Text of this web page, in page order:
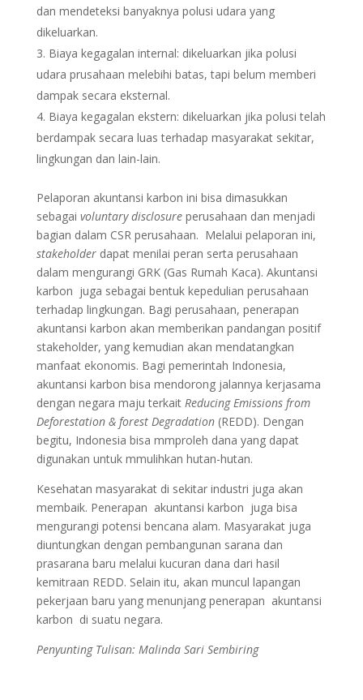
dan mendeteksi banyaknya polusi udara yang
dikeluarkan.
Biaya kegagalan internal: dikeluarkan jika polusi
udara prusahaan melebihi batas, tapi belum memberi
dampak secara eksternal.
Biaya kegagalan ekstern: dikeluarkan jika polusi telah
berdampak secara luas terhadap masyarakat sekitar,
lingkungan dan lain-lain.
Pelaporan akuntansi karbon ini bisa dimasukkan
sebagai voluntary disclosure perusahaan dan menjadi
bagian dalam CSR perusahaan. Melalui pelaporan ini,
stakeholder dapat menilai peran serta perusahaan
dalam mengurangi GRK (Gas Rumah Kaca). Akuntansi
karbon juga sebagai bentuk kepedulian perusahaan
terhadap lingkungan. Bagi perusahaan, penerapan
akuntansi karbon akan memberikan pandangan positif
stakeholder, yang kemudian akan mendatangkan
manfaat ekonomis. Bagi pemerintah Indonesia,
akuntansi karbon bisa mendorong jalannya kerjasama
dengan negara maju terkait Reducing Emissions from
Deforestation & forest Degradation (REDD). Dengan
begitu, Indonesia bisa mmproleh dana yang dapat
digunakan untuk mmulihkan hutan-hutan.
Kesehatan masyarakat di sekitar industri juga akan
membaik. Penerapan akuntansi karbon juga bisa
mengurangi potensi bencana alam. Masyarakat juga
diuntungkan dengan pembangunan sarana dan
prasarana baru melalui kucuran dana dari hasil
kemitraan REDD. Selain itu, akan muncul lapangan
pekerjaan baru yang menunjang penerapan akuntansi
karbon di suatu negara.
Penyunting Tulisan: Malinda Sari Sembiring